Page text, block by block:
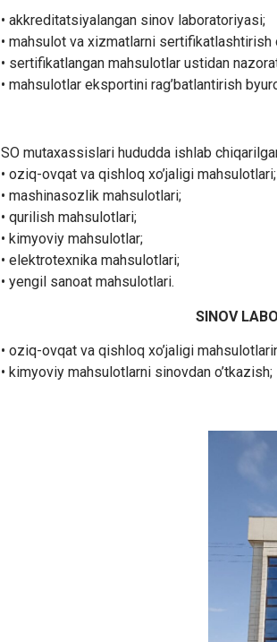
• akkreditatsiyalangan sinov laboratoriyasi;
• mahsulot va xizmatlarni sertifikatlashtirish
• sertifikatlangan mahsulotlar ustidan
• mahsulotlar eksportini rag’batlantirish
SO mutaxassislari hududda ishlab
• oziq-ovqat va qishloq xo’jaligi mahsulotlari;
• mashinasozlik mahsulotlari;
• qurilish mahsulotlari;
• kimyoviy mahsulotlar;
• elektrotexnika mahsulotlari;
• yengil sanoat mahsulotlari.
SINOV
• oziq-ovqat va qishloq xo’jaligi
• kimyoviy mahsulotlarni sinovdan o’tkazish;